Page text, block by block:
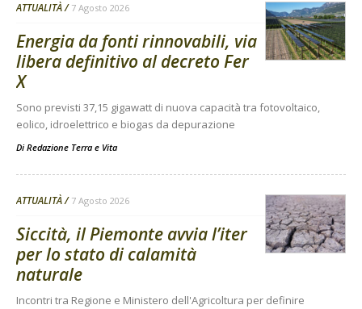
ATTUALITÀ 7 Agosto 2026
Energia da fonti rinnovabili, via
libera definitivo al decreto Fer
X
Sono previsti 37,15 gigawatt di nuova capacità tra fotovoltaico,
eolico, idroelettrico e biogas da depurazione
Di Redazione Terra e Vita
ATTUALITÀ 7 Agosto 2026
Siccità, il Piemonte avvia l’iter
per lo stato di calamità
naturale
Incontri tra Regione e Ministero dell'Agricoltura per definire